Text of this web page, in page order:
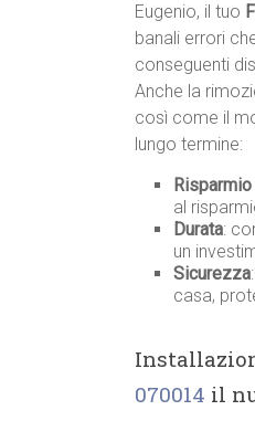
Eugenio, il tuo
banali errori
conseguenti
Anche la
così come il
lungo termine:
al
Durata:
un
Sicurezza
casa,
070014 il